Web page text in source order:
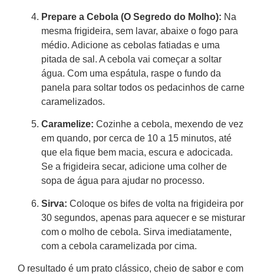
Prepare a Cebola (O Segredo do Molho): Na
mesma frigideira, sem lavar, abaixe o fogo para
médio. Adicione as cebolas fatiadas e uma
pitada de sal. A cebola vai começar a soltar
água. Com uma espátula, raspe o fundo da
panela para soltar todos os pedacinhos de carne
caramelizados.
Caramelize: Cozinhe a cebola, mexendo de vez
em quando, por cerca de 10 a 15 minutos, até
que ela fique bem macia, escura e adocicada.
Se a frigideira secar, adicione uma colher de
sopa de água para ajudar no processo.
Sirva: Coloque os bifes de volta na frigideira por
30 segundos, apenas para aquecer e se misturar
com o molho de cebola. Sirva imediatamente,
com a cebola caramelizada por cima.
O resultado é um prato clássico, cheio de sabor e com